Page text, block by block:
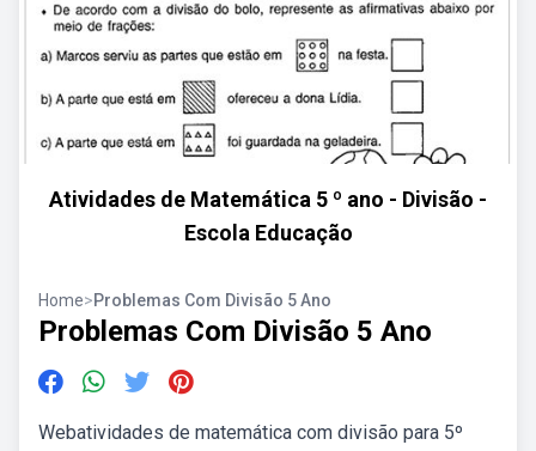
Atividades de Matemática 5 º ano - Divisão -
Escola Educação
Home>Problemas Com Divisão 5 Ano
Problemas Com Divisão 5 Ano
Webatividades de matemática com divisão para 5º